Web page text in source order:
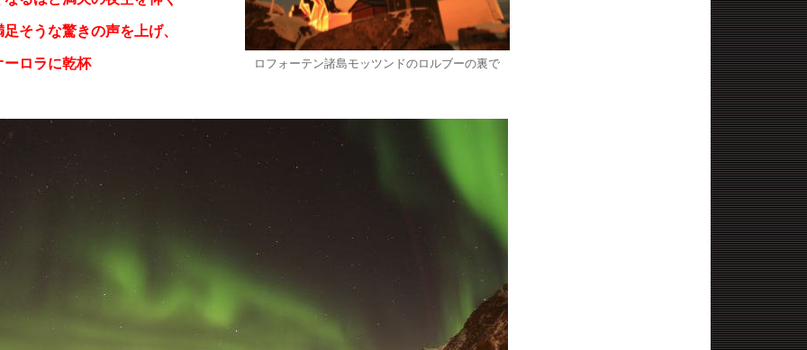
ロフォーテン諸島モッツンドのロルブーの裏で
そうな驚きの声を上げ、
ーロラに乾杯